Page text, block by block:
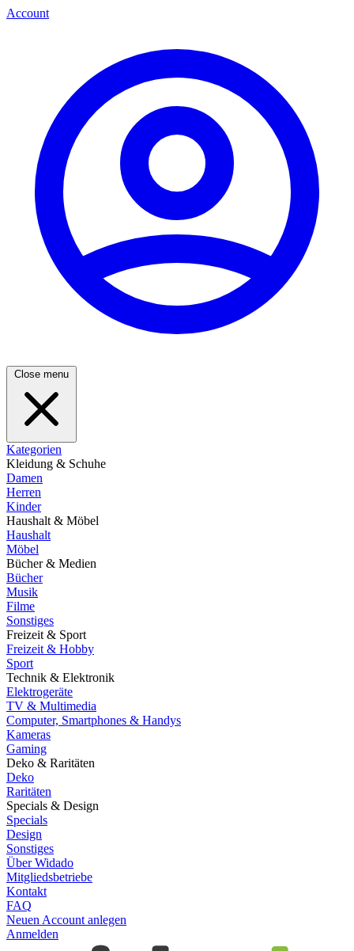
Account
Close menu
Kategorien
Kleidung & Schuhe
Damen
Herren
Kinder
Haushalt & Möbel
Haushalt
Möbel
Bücher & Medien
Bücher
Musik
Filme
Sonstiges
Freizeit & Sport
Freizeit & Hobby
Sport
Technik & Elektronik
Elektrogeräte
TV & Multimedia
Computer, Smartphones & Handys
Kameras
Gaming
Deko & Raritäten
Deko
Raritäten
Specials & Design
Specials
Design
Sonstiges
Über Widado
Mitgliedsbetriebe
Kontakt
FAQ
Neuen Account anlegen
Anmelden